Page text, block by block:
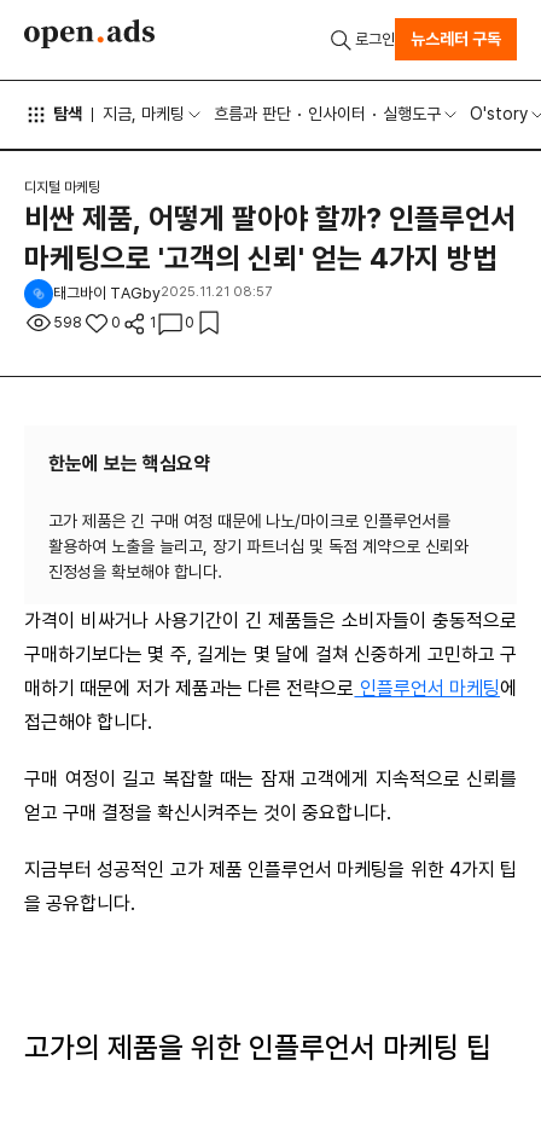
탐색 지금, 마케팅 흐름과 판단 인사이터 실행도구 O'story
로그인 뉴스레터 구독
디지털 마케팅
비싼 제품, 어떻게 팔아야 할까? 인플루언서
마케팅으로 '고객의 신뢰' 얻는 4가지 방법
태그바이 TAGby2025.11.21 08:57
598 0 1 0
한눈에 보는 핵심요약
고가 제품은 긴 구매 여정 때문에 나노/마이크로 인플루언서를
활용하여 노출을 늘리고, 장기 파트너십 및 독점 계약으로 신뢰와
가격이 비싸거나 사용기간이 긴 제품들은 소비자들이 충동적으로
구매하기보다는 몇 주, 길게는 몇 달에 걸쳐 신중하게 고민하고 구
매하기 때문에 저가 제품과는 다른 전략으로 인플루언서 마케팅에
접근해야 합니다.
구매 여정이 길고 복잡할 때는 잠재 고객에게 지속적으로 신뢰를
얻고 구매 결정을 확신시켜주는 것이 중요합니다.
지금부터 성공적인 고가 제품 인플루언서 마케팅을 위한 4가지 팁
을 공유합니다.
고가의 제품을 위한 인플루언서 마케팅 팁